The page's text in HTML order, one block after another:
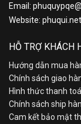
Email:
Website: phuqui.net
HỖ TRỢ KHÁCH
Hướng dẫn mua
Chính sách giao
Hình thức thanh
Chính sách ship
Cam kết bảo mật